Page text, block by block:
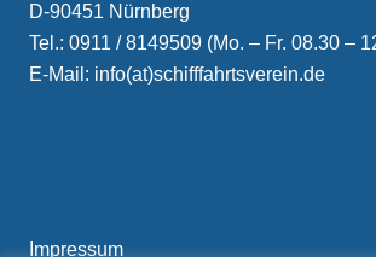
D-90451 Nürnberg
Tel.: 0911 / 8149509 (Mo. – Fr. 08.30 –
E-Mail: info(at)schifffahrtsverein.de
Impressum